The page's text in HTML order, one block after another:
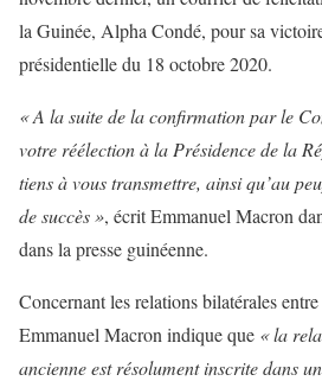
la Guinée, Alpha Condé, pour sa
présidentielle du 18 octobre 2020.
« A la suite de la confirmation par le
votre réélection à la Présidence de la
tiens à vous transmettre, ainsi qu’au
de succès », écrit Emmanuel Macron
dans la presse guinéenne.
Concernant les relations bilatérales
Emmanuel Macron indique que « la
ancienne est résolument inscrite dans